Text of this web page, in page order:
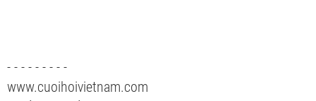
- - - - - - - - -
www.cuoihoivietnam.com